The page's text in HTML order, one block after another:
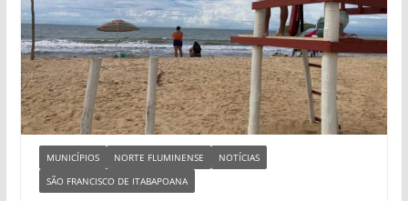
MUNICÍPIOS NORTE FLUMINENSE
NOTÍCIAS
SÃO FRANCISCO DE ITABAPOANA